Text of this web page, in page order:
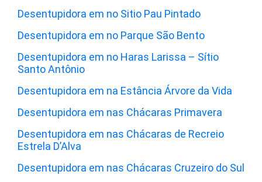
Desentupidora em no Sitio Pau Pintado
Desentupidora em no Parque São Bento
Desentupidora em no Haras Larissa – Sítio
Santo Antônio
Desentupidora em na Estância Árvore da Vida
Desentupidora em nas Chácaras Primavera
Desentupidora em nas Chácaras de Recreio
Estrela D’Alva
Desentupidora em nas Chácaras Cruzeiro do Sul